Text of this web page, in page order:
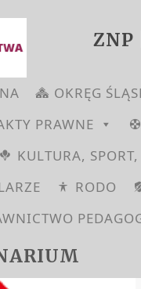
ZNP
OKRĘG
PRAWNE
KULTURA,
RODO